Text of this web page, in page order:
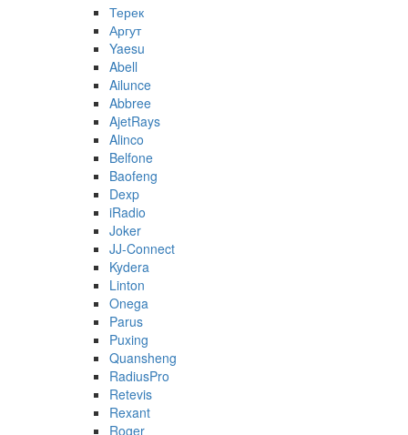
Терек
Аргут
Yaesu
Abell
Ailunce
Abbree
AjetRays
Alinco
Belfone
Baofeng
Dexp
iRadio
Joker
JJ-Connect
Kydera
Linton
Onega
Parus
Puxing
Quansheng
RadiusPro
Retevis
Rexant
Roger